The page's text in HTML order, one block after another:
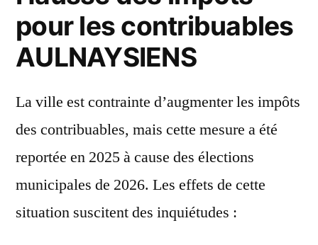
pour les contribuables
AULNAYSIENS
La ville est contrainte d’augmenter les impôts
des contribuables, mais cette mesure a été
reportée en 2025 à cause des élections
municipales de 2026. Les effets de cette
situation suscitent des inquiétudes :